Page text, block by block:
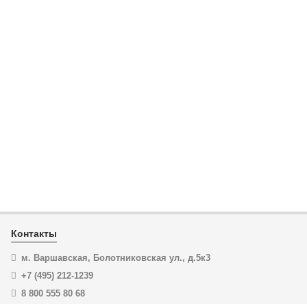
Контакты
м. Варшавская, Болотниковская ул., д.5к3
+7 (495) 212-1239
8 800 555 80 68